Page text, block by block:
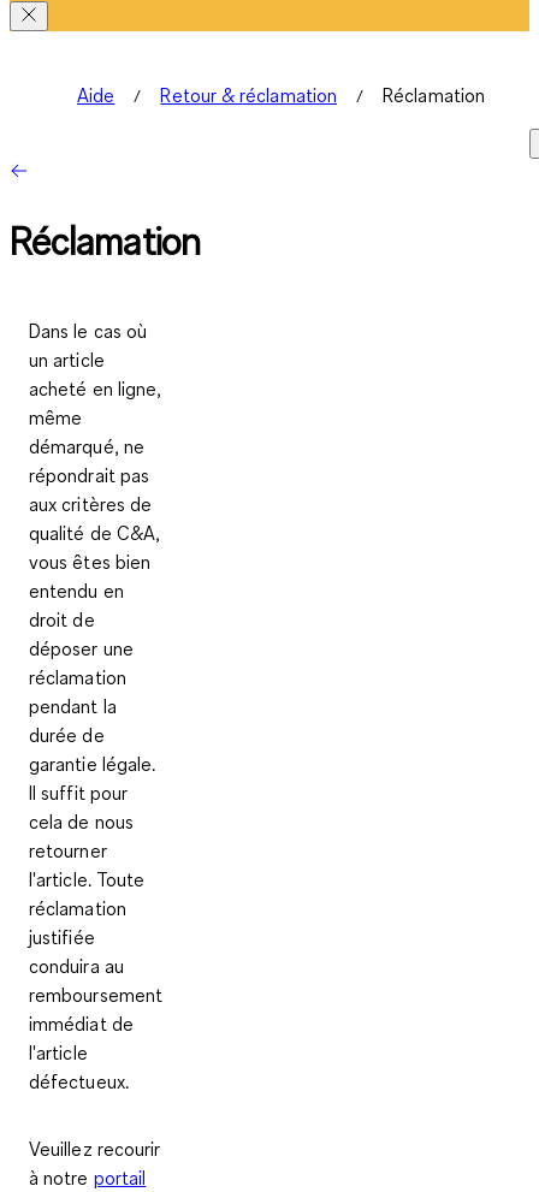
Aide Retour & réclamation Réclamation
Réclamation
Dans le cas où
un article
acheté en ligne,
même
démarqué, ne
répondrait pas
aux critères de
qualité de C&A,
vous êtes bien
entendu en
droit de
déposer une
réclamation
pendant la
durée de
garantie légale.
Il suffit pour
cela de nous
retourner
l'article. Toute
réclamation
justifiée
conduira au
remboursement
immédiat de
l'article
défectueux.
Veuillez recourir
à notre portail